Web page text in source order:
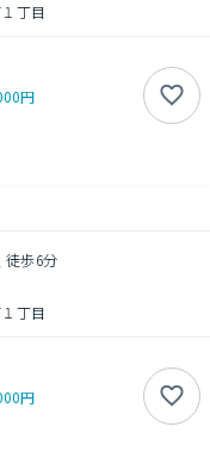
丁目
円
徒歩6分
丁目
円